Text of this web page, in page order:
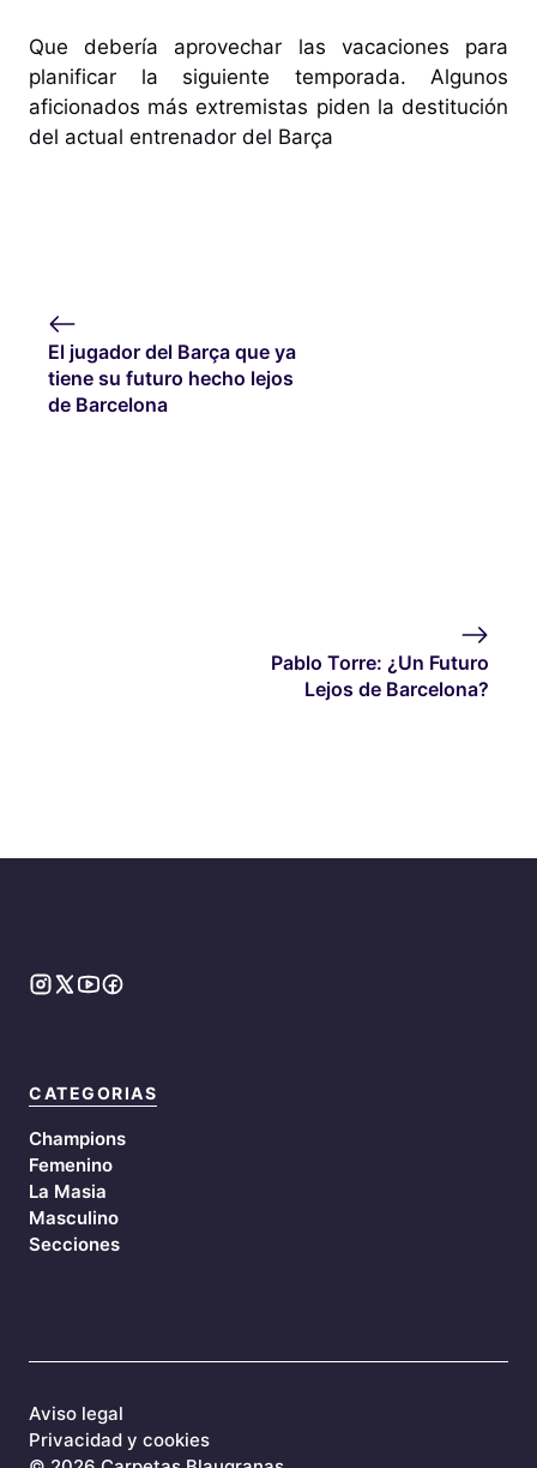
Que debería aprovechar las vacaciones para
planificar la siguiente temporada. Algunos
aficionados más extremistas piden la destitución
del actual entrenador del Barça
El jugador del Barça que ya
tiene su futuro hecho lejos
de Barcelona
Pablo Torre: ¿Un Futuro
Lejos de Barcelona?
CATEGORIAS
Champions
Femenino
La Masia
Masculino
Secciones
Aviso legal
Privacidad y cookies